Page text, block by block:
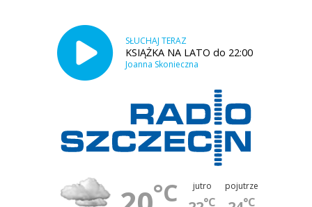
SŁUCHAJ TERAZ
KSIĄŻKA NA LATO do 22:00
Joanna Skonieczna
°C jutro
°C
pojutrze
°C